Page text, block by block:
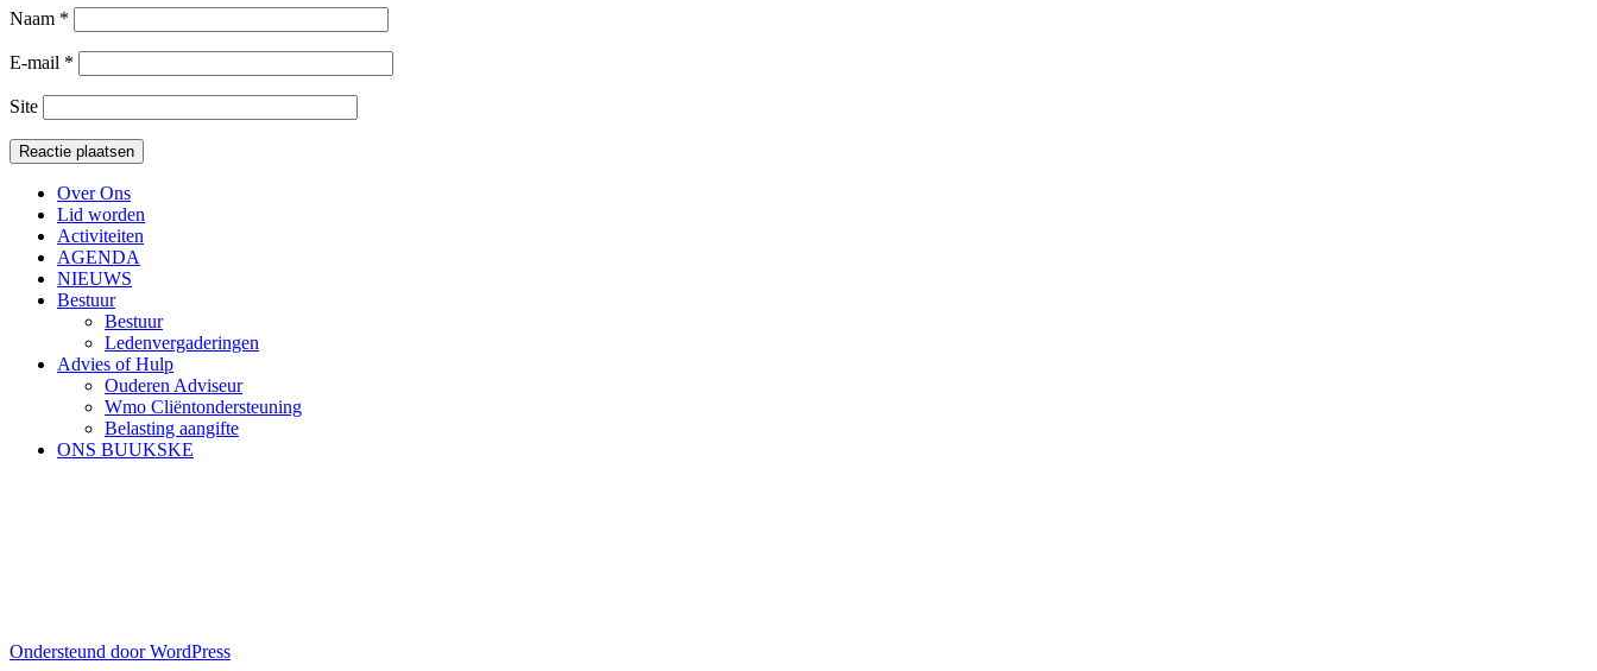
Naam *
E-mail *
Site
Over Ons
Lid worden
Activiteiten
AGENDA
NIEUWS
Bestuur
Bestuur
Ledenvergaderingen
Advies of Hulp
Ouderen Adviseur
Wmo Cliëntondersteuning
Belasting aangifte
ONS BUUKSKE
Ondersteund door WordPress